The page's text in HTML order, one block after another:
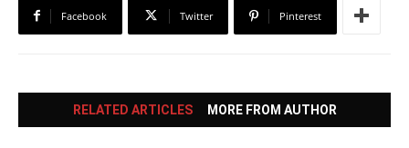
Facebook Twitter Pinterest
RELATED ARTICLES MORE FROM AUTHOR